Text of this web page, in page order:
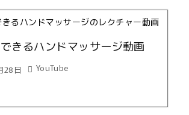
きるハンドマッサージ動画
28日 YouTube